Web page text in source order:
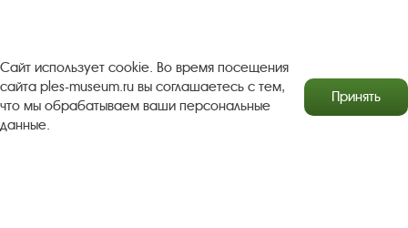
Антикоррупционная деятельность
Сайт использует cookie. Во время посещения
сайта ples-museum.ru вы соглашаетесь с тем,
что мы обрабатываем ваши персональные
данные.
Принять